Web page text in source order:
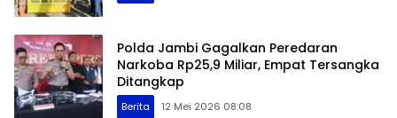
Polda Jambi Gagalkan Peredaran
Narkoba Rp25,9 Miliar, Empat Tersangka
Ditangkap
Berita 12 Mei 2026 08:08